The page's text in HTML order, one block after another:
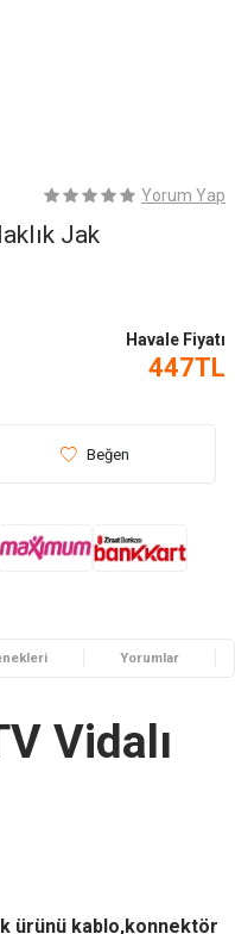
Yorum Yap
Jak
Havale Fiyatı
447TL
Beğen
Yorumlar
Vidalı
ürünü kablo,konnektör